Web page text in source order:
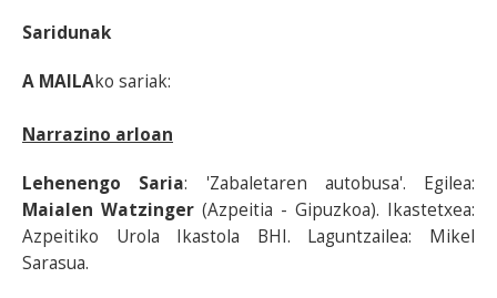
Saridunak
A MAILAko sariak:
Narrazino arloan
Lehenengo Saria: 'Zabaletaren autobusa'. Egilea:
Maialen Watzinger (Azpeitia - Gipuzkoa). Ikastetxea:
Azpeitiko Urola Ikastola BHI. Laguntzailea: Mikel
Sarasua.